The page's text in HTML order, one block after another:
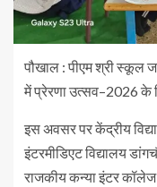
पौखाल : पीएम श्री स्कूल
में प्रेरणा उत्सव–2026 के
इस अवसर पर केंद्रीय
इंटरमीडिएट विद्यालय
राजकीय कन्या इंटर कॉलेज